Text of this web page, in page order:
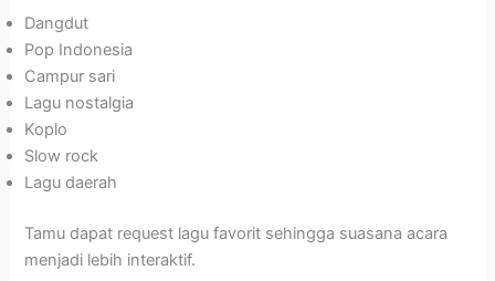
Dangdut
Pop Indonesia
Campur sari
Lagu nostalgia
Koplo
Slow rock
Lagu daerah
Tamu dapat request lagu favorit sehingga suasana acara
menjadi lebih interaktif.